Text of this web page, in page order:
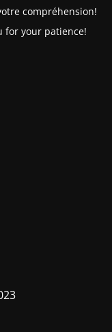
compréhension!
for your patience!